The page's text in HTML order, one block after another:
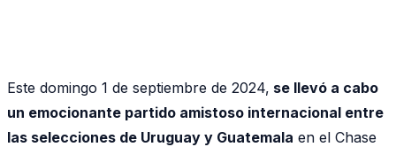
Este domingo 1 de septiembre de 2024, se llevó a cabo
un emocionante partido amistoso internacional entre
las selecciones de Uruguay y Guatemala en el Chase